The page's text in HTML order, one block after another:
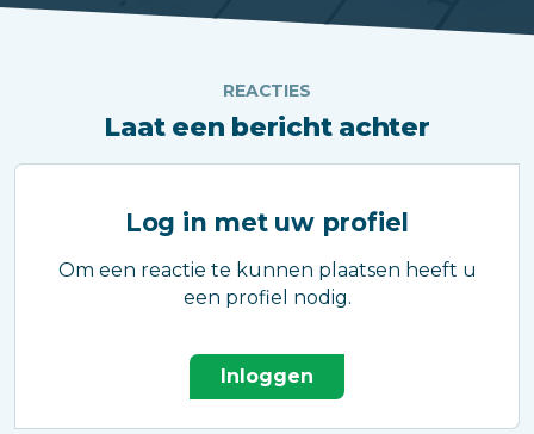
REACTIES
Laat een bericht achter
Log in met uw profiel
Om een reactie te kunnen plaatsen heeft u
een profiel nodig.
Inloggen